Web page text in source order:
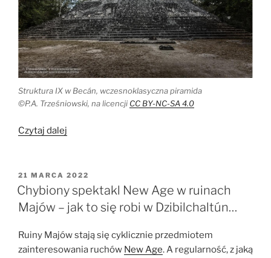
Struktura IX w Becán, wczesnoklasyczna piramida
©P.A. Trześniowski, na licencji CC BY-NC-SA 4.0
Czytaj dalej
OPUBLIKOWANE
W
21 MARCA 2022
Chybiony spektakl New Age w ruinach
Majów – jak to się robi w Dzibilchaltún…
Ruiny Majów stają się cyklicznie przedmiotem
zainteresowania ruchów New Age. A regularność, z jaką